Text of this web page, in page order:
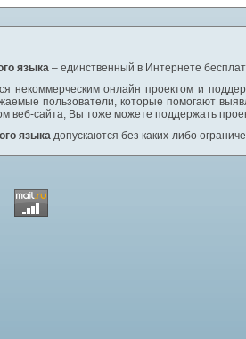
языка – единственный в Интернете
некоммерческим онлайн проектом и
пользователи, которые помогают
веб-сайта, Вы тоже можете поддержать
языка допускаются без каких-либо